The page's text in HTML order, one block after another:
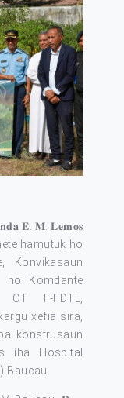
𝐄. 𝐌. 𝐋𝐞𝐦𝐨𝐬
hamutuk ho
Konvikasaun
no Komdante
CT F-FDTL,
xefia sira,
konstrusaun
iha Hospital
Baucau.